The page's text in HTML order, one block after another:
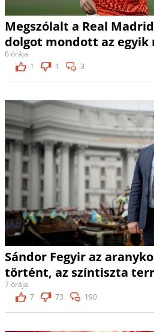
Megszólalt a Real
dolgot mondott az egyik
6 órája
1
1 3
Sándor Fegyir az
történt, az színtiszta
7 órája
7
73 190